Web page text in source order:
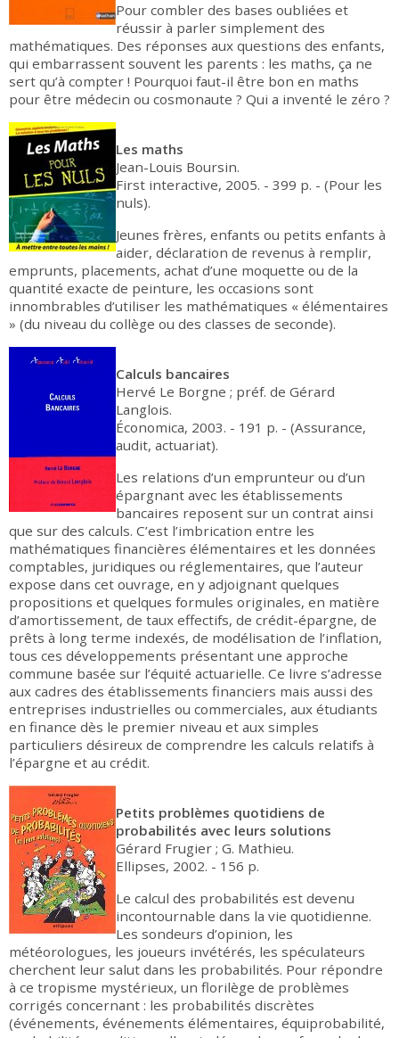
Pour combler des bases oubliées et
réussir à parler simplement des
mathématiques. Des réponses aux questions des enfants,
qui embarrassent souvent les parents : les maths, ça ne
sert qu’à compter ! Pourquoi faut-il être bon en maths
pour être médecin ou cosmonaute ? Qui a inventé le zéro ?
Les maths
Jean-Louis Boursin.
First interactive, 2005. - 399 p. - (Pour les
nuls).
Jeunes frères, enfants ou petits enfants à
aider, déclaration de revenus à remplir,
emprunts, placements, achat d’une moquette ou de la
quantité exacte de peinture, les occasions sont
innombrables d’utiliser les mathématiques « élémentaires
» (du niveau du collège ou des classes de seconde).
Calculs bancaires
Hervé Le Borgne ; préf. de Gérard
Langlois.
Économica, 2003. - 191 p. - (Assurance,
audit, actuariat).
Les relations d’un emprunteur ou d’un
épargnant avec les établissements
bancaires reposent sur un contrat ainsi
que sur des calculs. C’est l’imbrication entre les
mathématiques financières élémentaires et les données
comptables, juridiques ou réglementaires, que l’auteur
expose dans cet ouvrage, en y adjoignant quelques
propositions et quelques formules originales, en matière
d’amortissement, de taux effectifs, de crédit-épargne, de
prêts à long terme indexés, de modélisation de l’inflation,
tous ces développements présentant une approche
commune basée sur l’équité actuarielle. Ce livre s’adresse
aux cadres des établissements financiers mais aussi des
entreprises industrielles ou commerciales, aux étudiants
en finance dès le premier niveau et aux simples
particuliers désireux de comprendre les calculs relatifs à
l’épargne et au crédit.
Petits problèmes quotidiens de
probabilités avec leurs solutions
Gérard Frugier ; G. Mathieu.
Ellipses, 2002. - 156 p.
Le calcul des probabilités est devenu
incontournable dans la vie quotidienne.
Les sondeurs d’opinion, les
météorologues, les joueurs invétérés, les spéculateurs
cherchent leur salut dans les probabilités. Pour répondre
à ce tropisme mystérieux, un florilège de problèmes
corrigés concernant : les probabilités discrètes
(événements, événements élémentaires, équiprobabilité,